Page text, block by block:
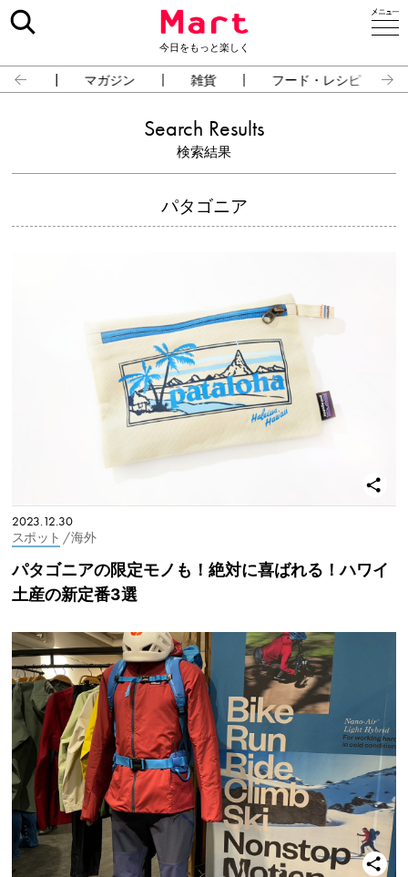
今日をもっと楽しく
占い マガジン 雑貨 フード・レシピ
Search Results
検索結果
パタゴニア
2023.12.30
スポット / 海外
パタゴニアの限定モノも！絶対に喜ばれる！ハワイ
土産の新定番3選